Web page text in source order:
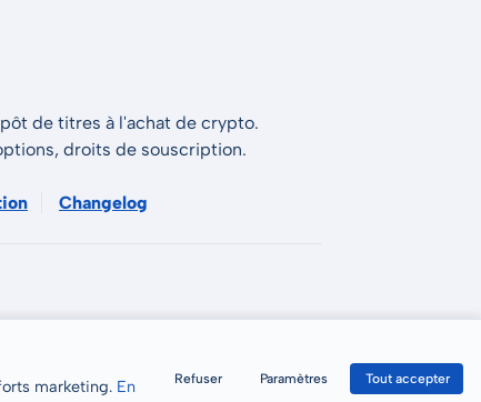
de titres à l'achat de crypto.
droits de souscription.
Changelog
marketing. En
Refuser Paramètres Tout accepter